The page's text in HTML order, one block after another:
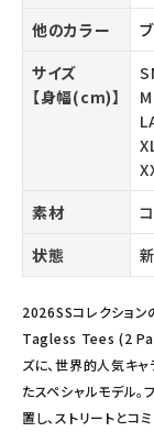
他のカラー
サイズ
【身幅(cm)】
素材
状態
2026SSコレクショ
Tagless Tees (2
ズに、世界的人気キ
たスペシャルモデル
置し、ストリートと